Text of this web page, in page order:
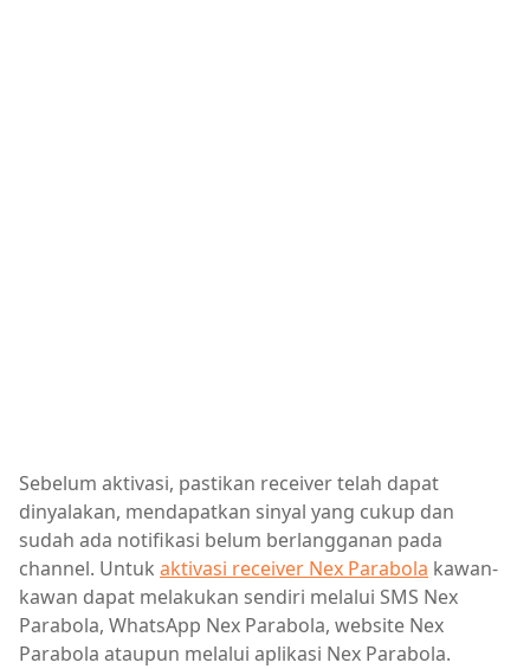
Sebelum aktivasi, pastikan receiver telah dapat
dinyalakan, mendapatkan sinyal yang cukup dan
sudah ada notifikasi belum berlangganan pada
channel. Untuk aktivasi receiver Nex Parabola kawan-
kawan dapat melakukan sendiri melalui SMS Nex
Parabola, WhatsApp Nex Parabola, website Nex
Parabola ataupun melalui aplikasi Nex Parabola.